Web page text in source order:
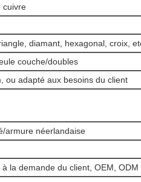
cuivre
diamant, hexagonal, croix,
couche/doubles
ou adapté aux besoins du client
armure néerlandaise
la demande du client, OEM, ODM